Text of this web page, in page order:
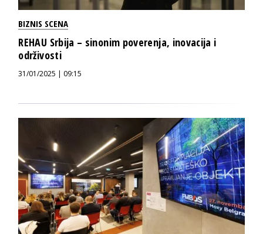
BIZNIS SCENA
REHAU Srbija – sinonim poverenja, inovacija i
održivosti
31/01/2025 | 09:15